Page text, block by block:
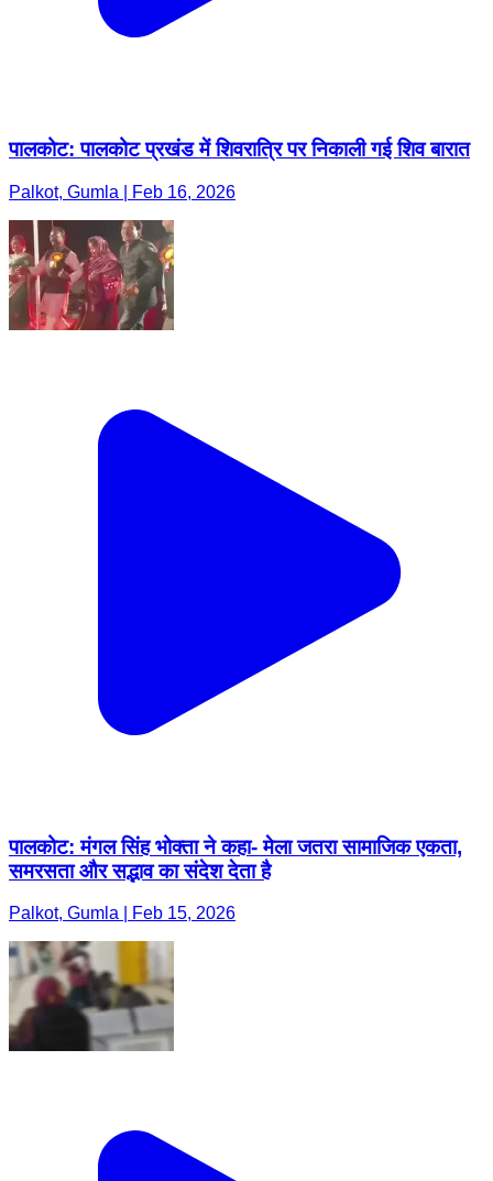
पालकोट: पालकोट प्रखंड में शिवरात्रि पर निकाली गई शिव बारात
Palkot, Gumla | Feb 16, 2026
पालकोट: मंगल सिंह भोक्ता ने कहा- मेला जतरा सामाजिक एकता,
समरसता और सद्भाव का संदेश देता है
Palkot, Gumla | Feb 15, 2026